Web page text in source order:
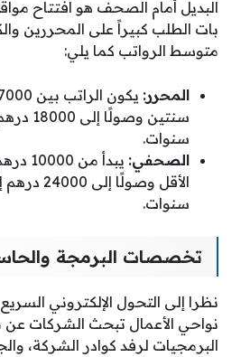
البديل أمام الصحف هو افتتاح
بات الطلب كبيراً على المحررين
متوسط الرواتب كما يلي:
المحرر:
سنوات.
الصحفي:
يبدأ
سنوات.
تخصصات البرمجة
نظرا إلى التحول الإلكتروني
نواحي الأعمال تبحث الشركات
البرمجيات لرفد كوادر الشركة،